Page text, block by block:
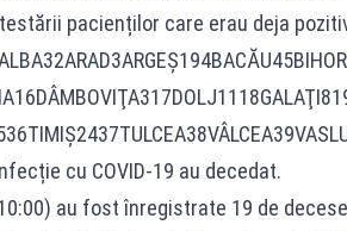
pacienților care erau deja
cu COVID-19 au decedat.
au fost înregistrate 19 de